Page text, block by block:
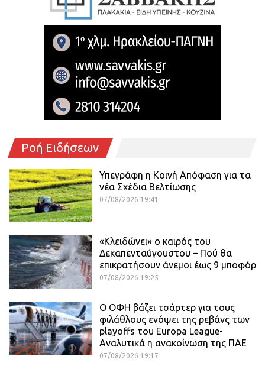
Ροή Ειδήσεων
Υπεγράφη η Κοινή Απόφαση για τα
νέα Σχέδια Βελτίωσης
07/08/2026 19:41
«Κλειδώνει» ο καιρός του
Δεκαπενταύγουστου – Πού θα
επικρατήσουν άνεμοι έως 9 μποφόρ
07/08/2026 19:25
Ο ΟΦΗ βάζει τσάρτερ για τους
φιλάθλους ενόψει της ρεβάνς των
playoffs του Europa League-
Αναλυτικά η ανακοίνωση της ΠΑΕ
07/08/2026 19:17